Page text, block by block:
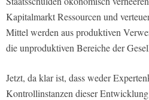
Kapitalmarkt Ressourcen und
Mittel werden aus produktiven
die unproduktiven Bereiche der
Jetzt, da klar ist, dass weder
Kontrollinstanzen dieser